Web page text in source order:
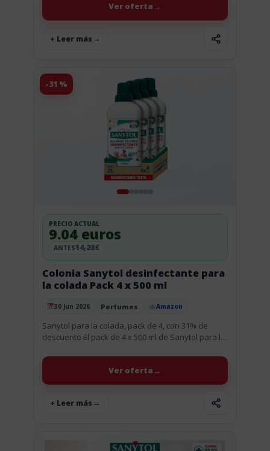
+ Leer más
Ver oferta
-31%
Publicado el
30 Jun 2026 Perfumes Amazon
Colonia Sanytol desinfectante para
la colada Pack 4 x 500 ml
PRECIO ACTUAL
9.04 euros
ANTES14,28€
Sanytol para la colada, pack de 4, con 31% de
descuento El pack de 4 x 500 ml de Sanytol para la
+ Leer más
Ver oferta